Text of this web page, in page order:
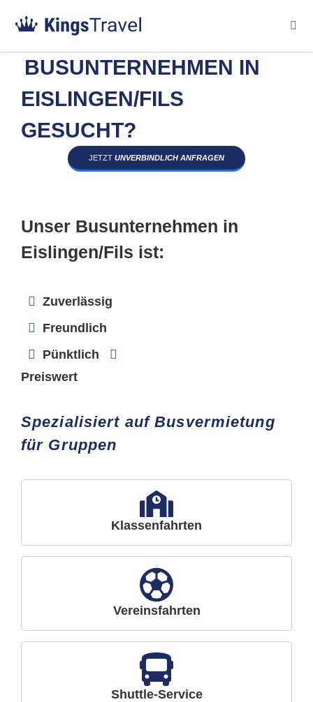
BUSUNTERNEHMEN IN
EISLINGEN/FILS
GESUCHT?
JETZT UNVERBINDLICH ANFRAGEN
Unser Busunternehmen in
Eislingen/Fils ist:
Zuverlässig
Freundlich
Pünktlich
Preiswert
Spezialisiert auf Busvermietung
für Gruppen
Klassenfahrten
Vereinsfahrten
Shuttle-Service